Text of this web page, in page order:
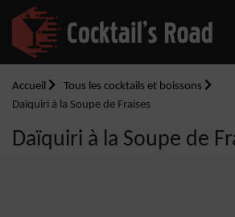
Accueil
Tous les cocktails et boissons
Daïquiri à la Soupe de Fraises
Daïquiri à la Soupe de